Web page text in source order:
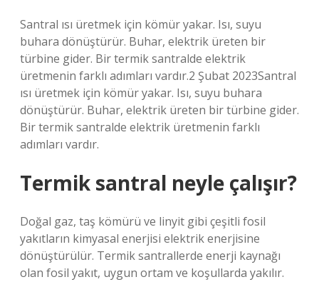
Santral ısı üretmek için kömür yakar. Isı, suyu
buhara dönüştürür. Buhar, elektrik üreten bir
türbine gider. Bir termik santralde elektrik
üretmenin farklı adımları vardır.2 Şubat 2023Santral
ısı üretmek için kömür yakar. Isı, suyu buhara
dönüştürür. Buhar, elektrik üreten bir türbine gider.
Bir termik santralde elektrik üretmenin farklı
adımları vardır.
Termik santral neyle çalışır?
Doğal gaz, taş kömürü ve linyit gibi çeşitli fosil
yakıtların kimyasal enerjisi elektrik enerjisine
dönüştürülür. Termik santrallerde enerji kaynağı
olan fosil yakıt, uygun ortam ve koşullarda yakılır.